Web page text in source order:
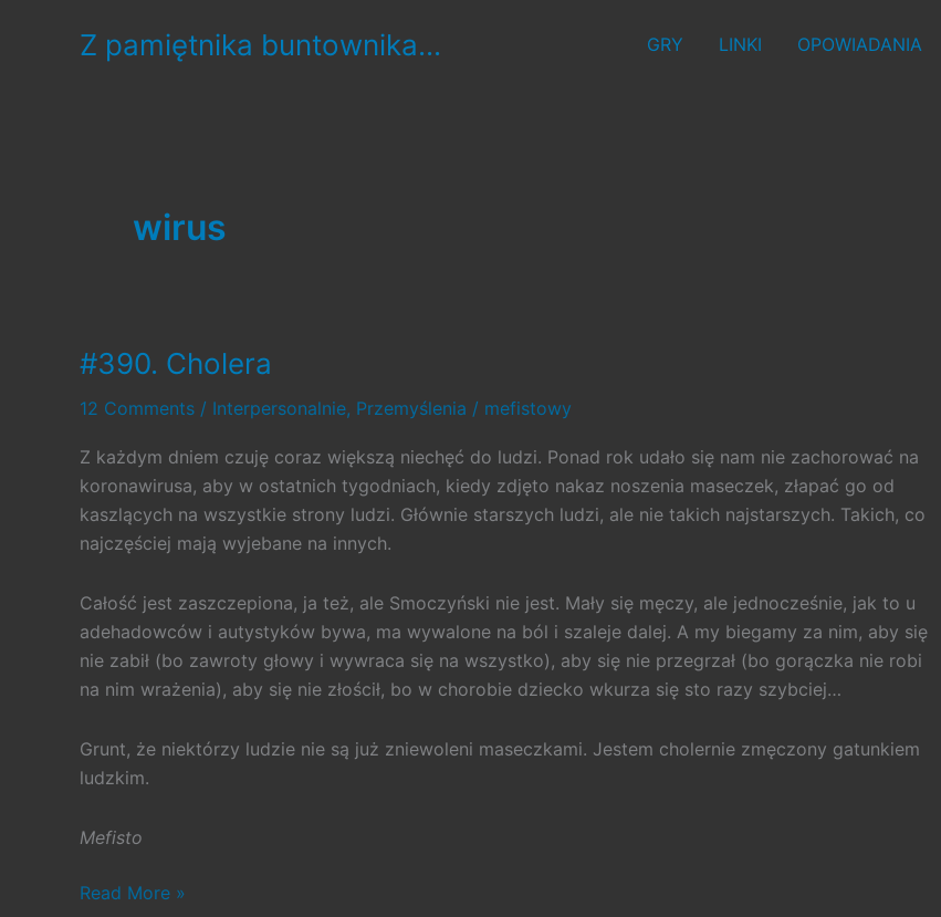
Z pamiętnika buntownika... GRY LINKI OPOWIADANIA
wirus
#390. Cholera
12 Comments / Interpersonalnie, Przemyślenia / mefistowy
Z każdym dniem czuję coraz większą niechęć do ludzi. Ponad rok udało się nam nie zachorować na
koronawirusa, aby w ostatnich tygodniach, kiedy zdjęto nakaz noszenia maseczek, złapać go od
kaszlących na wszystkie strony ludzi. Głównie starszych ludzi, ale nie takich najstarszych. Takich, co
najczęściej mają wyjebane na innych.
Całość jest zaszczepiona, ja też, ale Smoczyński nie jest. Mały się męczy, ale jednocześnie, jak to u
adehadowców i autystyków bywa, ma wywalone na ból i szaleje dalej. A my biegamy za nim, aby się
nie zabił (bo zawroty głowy i wywraca się na wszystko), aby się nie przegrzał (bo gorączka nie robi
na nim wrażenia), aby się nie złościł, bo w chorobie dziecko wkurza się sto razy szybciej…
Grunt, że niektórzy ludzie nie są już zniewoleni maseczkami. Jestem cholernie zmęczony gatunkiem
ludzkim.
Mefisto
#390.
Read More »